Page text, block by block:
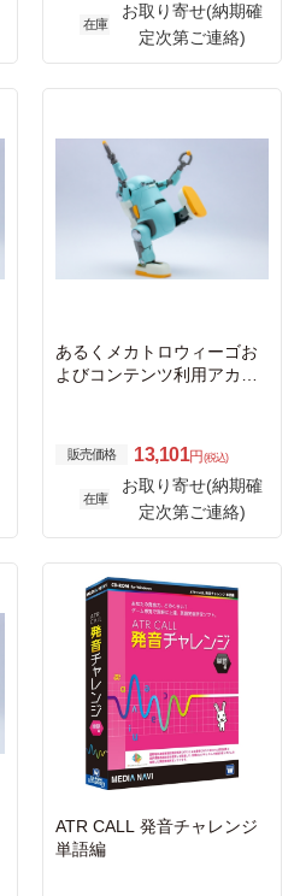
在庫
お取り寄せ(納期確
定次第ご連絡)
あるくメカトロウィーゴお
よびコンテンツ利用アカウ
販売価格 13,101円 (税込)
在庫
お取り寄せ(納期確
定次第ご連絡)
ATR CALL 発音チャレンジ
単語編